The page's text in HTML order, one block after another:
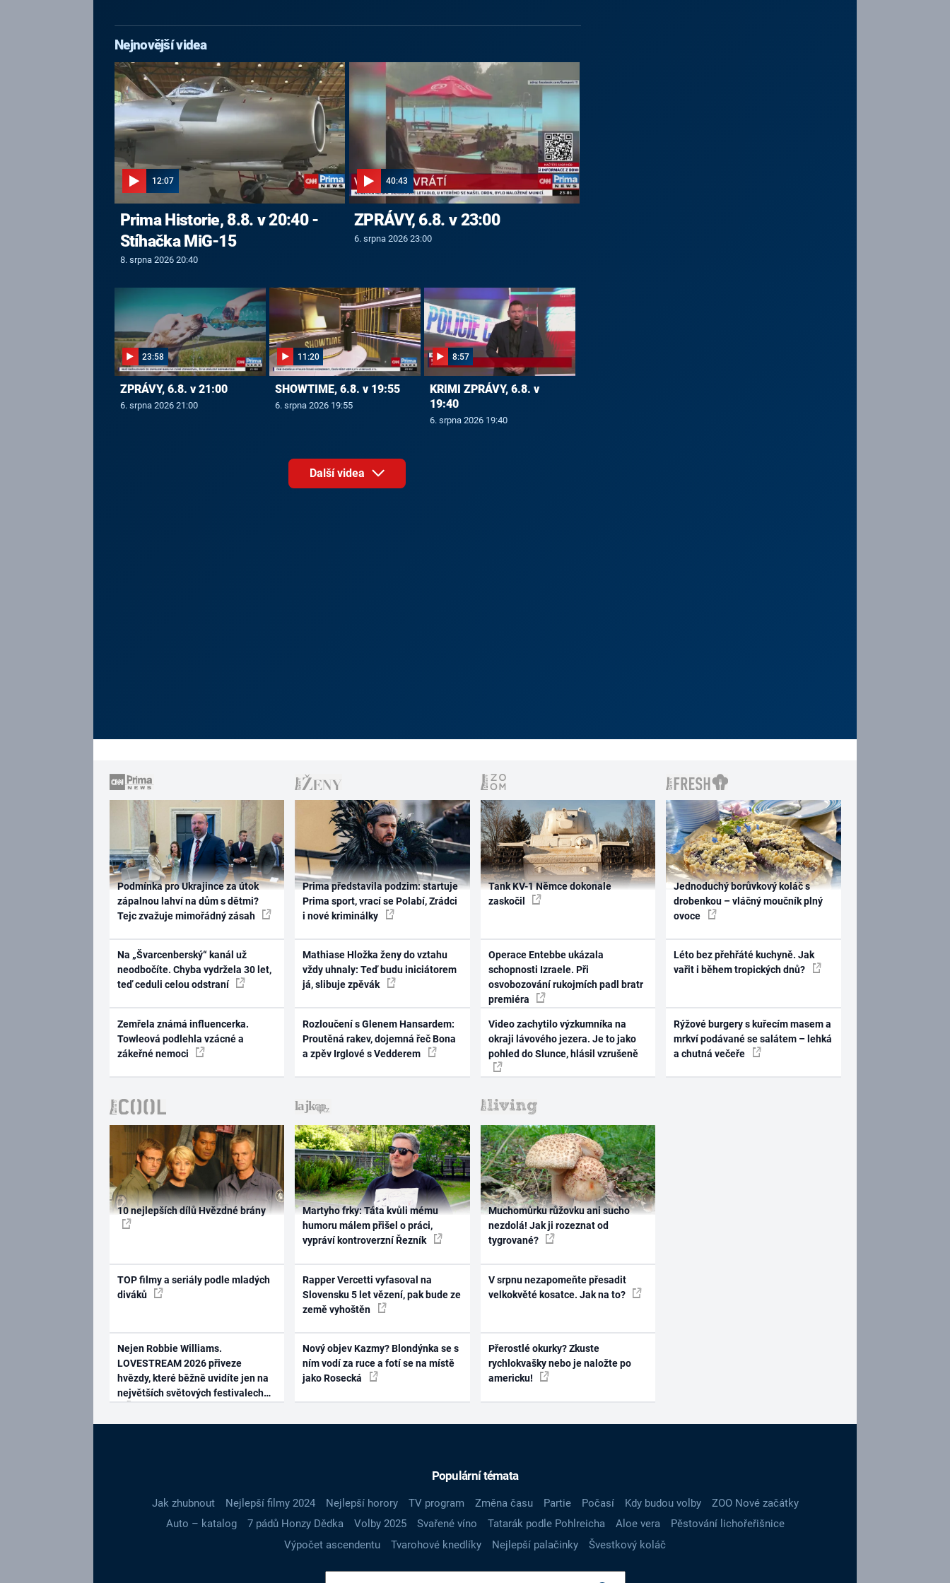
Nejnovější videa
12:07
Prima Historie, 8.8. v 20:40 -
Stíhačka MiG-15
8. srpna 2026 20:40
40:43
ZPRÁVY, 6.8. v 23:00
6. srpna 2026 23:00
23:58
ZPRÁVY, 6.8. v 21:00
6. srpna 2026 21:00
11:20
SHOWTIME, 6.8. v 19:55
6. srpna 2026 19:55
8:57
KRIMI ZPRÁVY, 6.8. v
19:40
6. srpna 2026 19:40
Další videa
Podmínka pro Ukrajince za útok
zápalnou lahví na dům s dětmi?
Tejc zvažuje mimořádný zásah
Na „Švarcenberský“ kanál už
neodbočíte. Chyba vydržela 30 let,
teď ceduli celou odstraní
Zemřela známá influencerka.
Towleová podlehla vzácné a
zákeřné nemoci
Prima představila podzim: startuje
Prima sport, vrací se Polabí, Zrádci
i nové kriminálky
Mathiase Hložka ženy do vztahu
vždy uhnaly: Teď budu iniciátorem
já, slibuje zpěvák
Rozloučení s Glenem Hansardem:
Proutěná rakev, dojemná řeč Bona
a zpěv Irglové s Vedderem
Tank KV-1 Němce dokonale
zaskočil
Operace Entebbe ukázala
schopnosti Izraele. Při
osvobozování rukojmích padl bratr
premiéra
Video zachytilo výzkumníka na
okraji lávového jezera. Je to jako
pohled do Slunce, hlásil vzrušeně
Jednoduchý borůvkový koláč s
drobenkou – vláčný moučník plný
ovoce
Léto bez přehřáté kuchyně. Jak
vařit i během tropických dnů?
Rýžové burgery s kuřecím masem a
mrkví podávané se salátem – lehká
a chutná večeře
10 nejlepších dílů Hvězdné brány
TOP filmy a seriály podle mladých
diváků
Nejen Robbie Williams.
LOVESTREAM 2026 přiveze
hvězdy, které běžně uvidíte jen na
největších světových festivalech
Martyho frky: Táta kvůli mému
humoru málem přišel o práci,
vypráví kontroverzní Řezník
Rapper Vercetti vyfasoval na
Slovensku 5 let vězení, pak bude ze
země vyhoštěn
Nový objev Kazmy? Blondýnka se s
ním vodí za ruce a fotí se na místě
jako Rosecká
Muchomůrku růžovku ani sucho
nezdolá! Jak ji rozeznat od
tygrované?
V srpnu nezapomeňte přesadit
velkokvěté kosatce. Jak na to?
Přerostlé okurky? Zkuste
rychlokvašky nebo je naložte po
americku!
Populární témata
Jak zhubnout Nejlepší filmy 2024 Nejlepší horory TV program Změna času Partie Počasí Kdy budou volby
ZOO Nové začátky
Auto – katalog
7 pádů Honzy Dědka Volby 2025 Svařené víno Tatarák podle Pohlreicha Aloe vera
Pěstování lichořeřišnice
Výpočet ascendentu
Tvarohové knedlíky Nejlepší palačinky Švestkový koláč